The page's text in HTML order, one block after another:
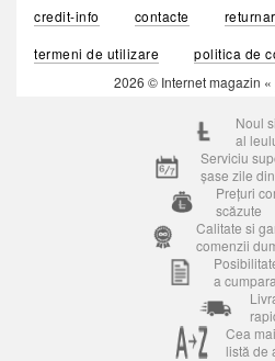
credit-info
contacte
termeni de utilizare
politica de
2026 © Internet magazin «
Noul
al
Serviciu
șase zile
Prețuri
scăzute
Calitate si
comenzii
a
Cea
listă de